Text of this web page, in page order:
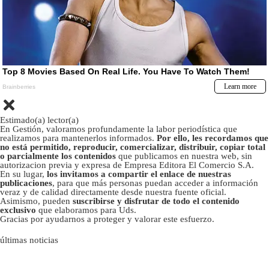
Estimado(a) lector(a)
En Gestión, valoramos profundamente la labor periodística que
realizamos para mantenerlos informados. Por ello, les recordamos que
no está permitido, reproducir, comercializar, distribuir, copiar total
o parcialmente los contenidos que publicamos en nuestra web, sin
autorizacion previa y expresa de Empresa Editora El Comercio S.A.
En su lugar, los invitamos a compartir el enlace de nuestras
publicaciones, para que más personas puedan acceder a información
veraz y de calidad directamente desde nuestra fuente oficial.
Asimismo, pueden suscribirse y disfrutar de todo el contenido
exclusivo que elaboramos para Uds.
Gracias por ayudarnos a proteger y valorar este esfuerzo.
últimas noticias